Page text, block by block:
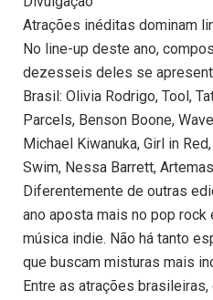
Atrações inéditas dominam
No line-up deste ano,
dezesseis deles se
Brasil: Olivia Rodrigo, Tool,
Parcels, Benson Boone,
Michael Kiwanuka, Girl in
Swim, Nessa Barrett,
Diferentemente de outras
ano aposta mais no pop
música indie. Não há tanto
que buscam misturas mais
Entre as atrações